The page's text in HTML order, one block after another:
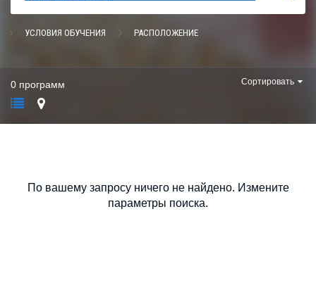
УСЛОВИЯ ОБУЧЕНИЯ РАСПОЛОЖЕНИЕ
0 программ Сортировать
По вашему запросу ничего не найдено. Измените
параметры поиска.